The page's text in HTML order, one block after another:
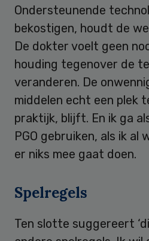
Ondersteunende
bekostigen, houdt de
De dokter voelt geen
houding tegenover de
veranderen. De
middelen echt een plek
praktijk, blijft. En ik ga
PGO gebruiken, als ik
er niks mee gaat doen.
Spelregels
Ten slotte suggereert